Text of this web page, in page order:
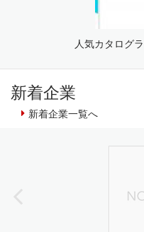
人気カタログ
新着企業
新着企業一覧へ